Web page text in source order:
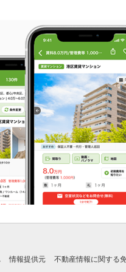
情報提供元 不動産情報に関する